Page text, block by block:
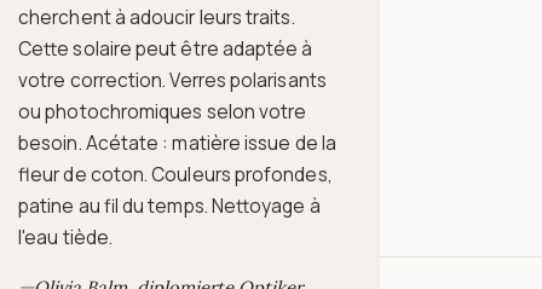
cherchent à adoucir leurs traits.
Cette solaire peut être adaptée à
votre correction. Verres polarisants
ou photochromiques selon votre
besoin. Acétate : matière issue de la
fleur de coton. Couleurs profondes,
patine au fil du temps. Nettoyage à
l'eau tiède.